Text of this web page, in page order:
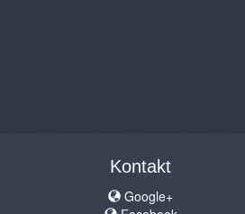
Kontakt
Google+